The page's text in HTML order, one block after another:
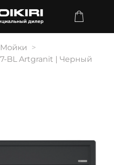
Мойки
BL Artgranit | Черный